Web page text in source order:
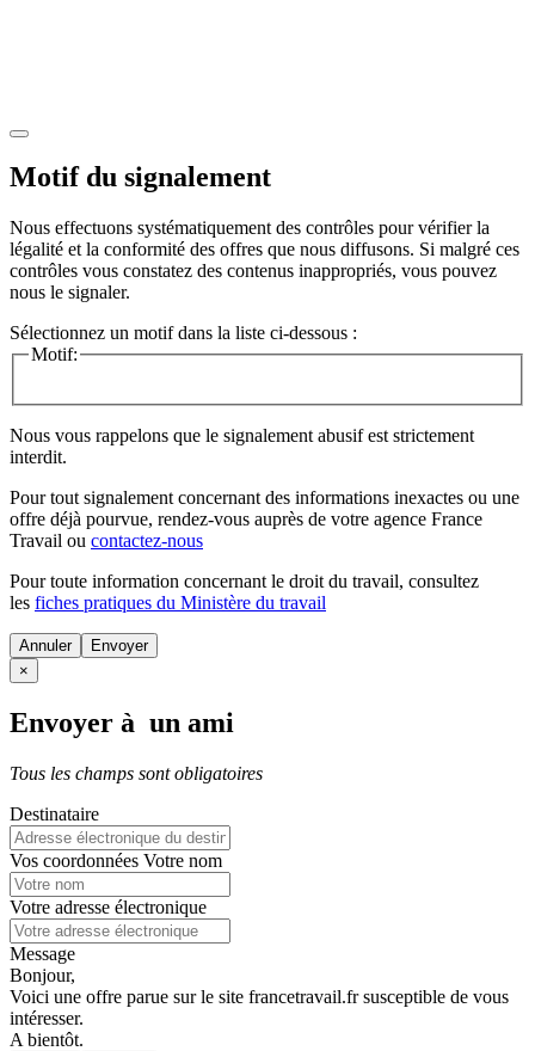
Motif du signalement
Nous effectuons systématiquement des contrôles pour vérifier la
légalité et la conformité des offres que nous diffusons. Si malgré ces
contrôles vous constatez des contenus inappropriés, vous pouvez
nous le signaler.
Sélectionnez un motif dans la liste ci-dessous :
Motif:
Nous vous rappelons que le signalement abusif est strictement
interdit.
Pour tout signalement concernant des informations inexactes ou une
offre déjà pourvue, rendez-vous auprès de votre agence France
Travail ou contactez-nous
Pour toute information concernant le droit du travail, consultez
les fiches pratiques du Ministère du travail
Annuler
×
Envoyer à un ami
Tous les champs sont obligatoires
Destinataire
Vos coordonnées Votre nom
Votre adresse électronique
Message
Bonjour,
Voici une offre parue sur le site francetravail.fr susceptible de vous
intéresser.
A bientôt.